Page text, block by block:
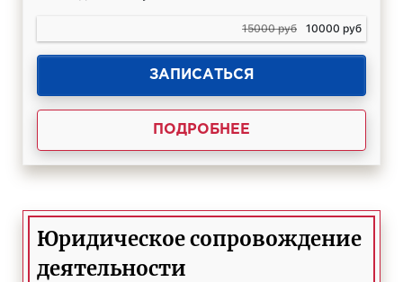
15000 руб 10000 руб
ЗАПИСАТЬСЯ
ПОДРОБНЕЕ
Юридическое сопровождение
деятельности